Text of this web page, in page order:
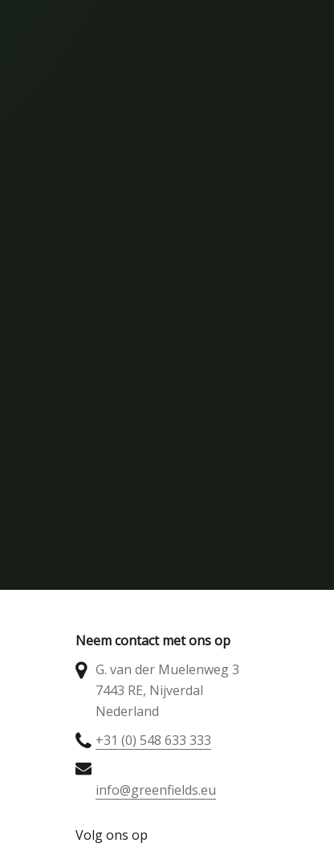
Neem contact met ons op
G. van der Muelenweg 3
7443 RE, Nijverdal
Nederland
+31 (0) 548 633 333
info@greenfields.eu
Volg ons op